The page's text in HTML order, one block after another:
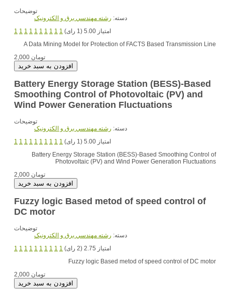
توضیحات
دسته: رشته مهندسي برق و الکترونيک
1 1 1 1 1 1 1 1 1 1
امتیاز 5.00 (1 رای)
A Data Mining Model for Protection of FACTS Based Transmission Line
2,000 تومان
Battery Energy Storage Station (BESS)-Based
Smoothing Control of Photovoltaic (PV) and
Wind Power Generation Fluctuations
توضیحات
دسته: رشته مهندسي برق و الکترونيک
1 1 1 1 1 1 1 1 1 1
امتیاز 5.00 (1 رای)
Battery Energy Storage Station (BESS)-Based Smoothing Control of
Photovoltaic (PV) and Wind Power Generation Fluctuations
2,000 تومان
Fuzzy logic Based metod of speed control of
DC motor
توضیحات
دسته: رشته مهندسي برق و الکترونيک
1 1 1 1 1 1 1 1 1 1
امتیاز 2.75 (2 رای)
Fuzzy logic Based metod of speed control of DC motor
2,000 تومان